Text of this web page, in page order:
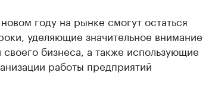
году на рынке смогут остаться
уделяющие значительное внимание
бизнеса, а также использующие
работы предприятий